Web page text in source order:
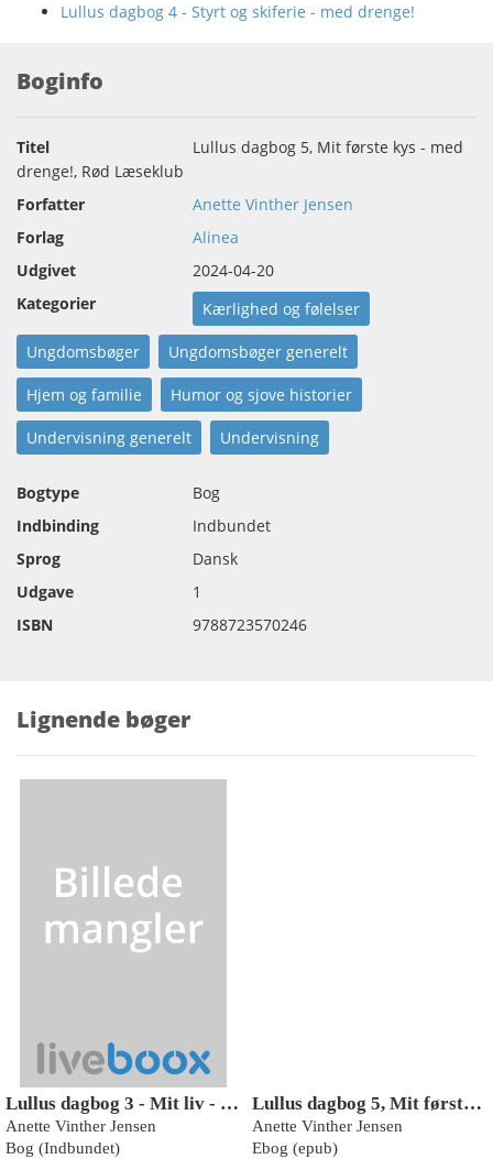
Lullus dagbog 4 - Styrt og skiferie - med drenge!
Boginfo
Titel
Lullus dagbog 5, Mit første kys - med
drenge!, Rød Læseklub
Forfatter
Anette Vinther Jensen
Forlag
Alinea
Udgivet
2024-04-20
Kategorier
Kærlighed og følelser
Ungdomsbøger Ungdomsbøger generelt
Hjem og familie Humor og sjove historier
Undervisning generelt Undervisning
Bogtype
Bog
Indbinding
Indbundet
Sprog
Dansk
Udgave
1
ISBN
9788723570246
Lignende bøger
Lullus dagbog 3 - Mit liv - med drenge!, Rød Læseklub
Anette Vinther Jensen
Bog (Indbundet)
Lullus dagbog 5, Mit første kys - med drenge!, Rød Læseklub
Anette Vinther Jensen
Ebog (epub)